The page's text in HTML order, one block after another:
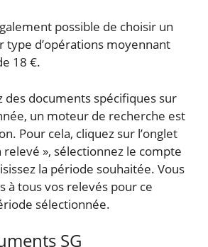
possible de choisir un
type d’opérations moyennant
18 €.
des documents spécifiques sur
un moteur de recherche est
Pour cela, cliquez sur l’onglet
relevé », sélectionnez le compte
la période souhaitée. Vous
à tous vos relevés pour ce
sélectionnée.
SG